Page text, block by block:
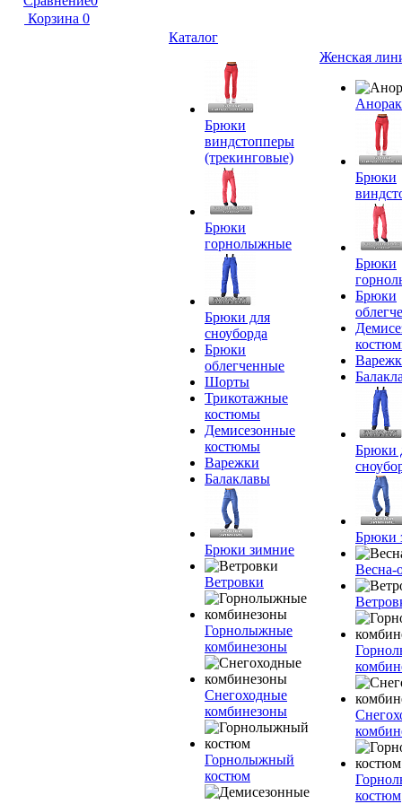
Корзина 0
Каталог
Брюки
виндстопперы
(трекинговые)
Брюки
горнолыжные
Брюки для
сноуборда
Брюки
облегченные
Шорты
Трикотажные
костюмы
Демисезонные
костюмы
Варежки
Балаклавы
Брюки зимние
Ветровки
Горнолыжные
комбинезоны
Снегоходные
комбинезоны
Горнолыжный
костюм
Женская
Брюки
Брюки
Брюки
Брюки
Брюки
Весна-
костюм